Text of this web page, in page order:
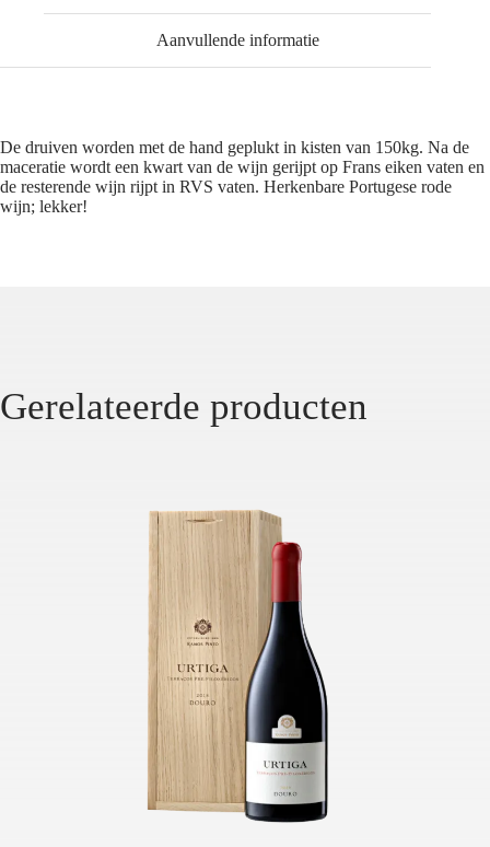
Aanvullende informatie
De druiven worden met de hand geplukt in kisten van 150kg. Na de
maceratie wordt een kwart van de wijn gerijpt op Frans eiken vaten en
de resterende wijn rijpt in RVS vaten. Herkenbare Portugese rode
wijn; lekker!
Gerelateerde producten